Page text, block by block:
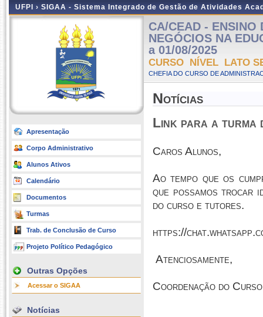
UFPI › SIGAA - Sistema Integrado de Gestão de Atividades
Apresentação
Corpo Administrativo
Alunos Ativos
Calendário
Documentos
Turmas
Trab. de Conclusão de Curso
Projeto Político Pedagógico
Outras Opções
Acessar o SIGAA
Notícias
CA/CEAD - ENSINO
NEGÓCIOS NA
a 01/08/2025
CURSO NÍVEL LATO
CHEFIA DO CURSO DE
Notícias
Link para a turma
Caros Alunos,
Ao tempo que os
que possamos trocar
do curso e tutores.
https://
Atenciosamente,
Coordenação do